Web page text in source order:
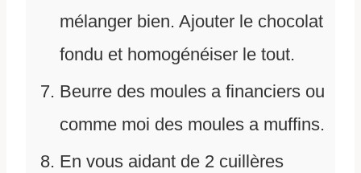
mélanger bien. Ajouter le chocolat
fondu et homogénéiser le tout.
Beurre des moules a financiers ou
comme moi des moules a muffins.
En vous aidant de 2 cuillères